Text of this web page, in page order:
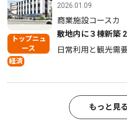
トップニュ
ース
経済
2026.01.09
商業施設コースカ
敷地内に３棟新築
日常利用と観光需
もっと見る